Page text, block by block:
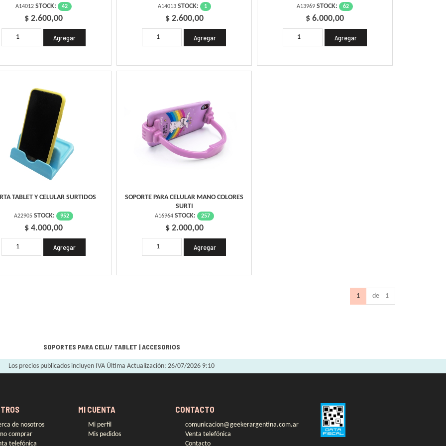
A14012STOCK: 42
$ 2.600,00
A14013 STOCK: 1
$ 2.600,00
A13969STOCK: 62
$ 6.000,00
TABLET Y CELULAR SURTIDOS
A22905STOCK: 952
$ 4.000,00
SOPORTE PARA CELULAR MANO COLORES
SURTI
A16964 STOCK: 257
$ 2.000,00
1 de 1
SOPORTES PARA CELU/ TABLET |ACCESORIOS
Los precios publicados incluyen IVA Última Actualización: 26/07/2026 9:10
de nosotros
comprar
telefónica
MI CUENTA
Mi perfil
Mis pedidos
CONTACTO
comunicacion@geekerargentina.com.ar
Venta telefónica
Contacto